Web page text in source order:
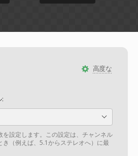
高度な
を設定します。この設定は、チャンネル
き（例えば、5.1からステレオへ）に最